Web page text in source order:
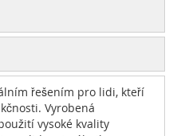
řešením pro lidi, kteří
Vyrobená
vysoké kvality